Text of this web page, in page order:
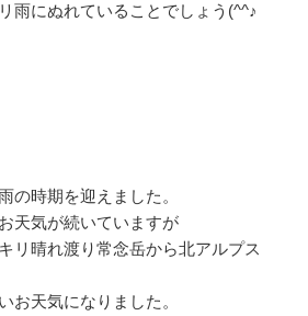
雨にぬれていることでしょう(^^♪
の時期を迎えました。
天気が続いていますが
リ晴れ渡り常念岳から北アルプス
お天気になりました。